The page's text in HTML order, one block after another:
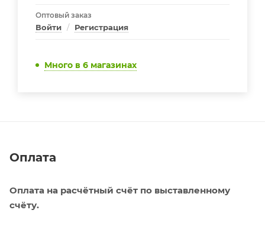
Оптовый заказ
Войти / Регистрация
Много в 6 магазинах
Оплата
Оплата на расчётный счёт по выставленному
счёту.